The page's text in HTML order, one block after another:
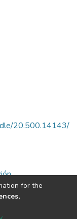
20.500.14143/
for the